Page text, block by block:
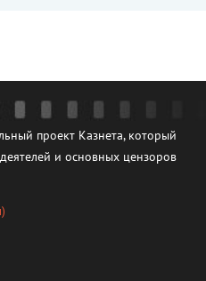
проект Казнета, который
и основных цензоров